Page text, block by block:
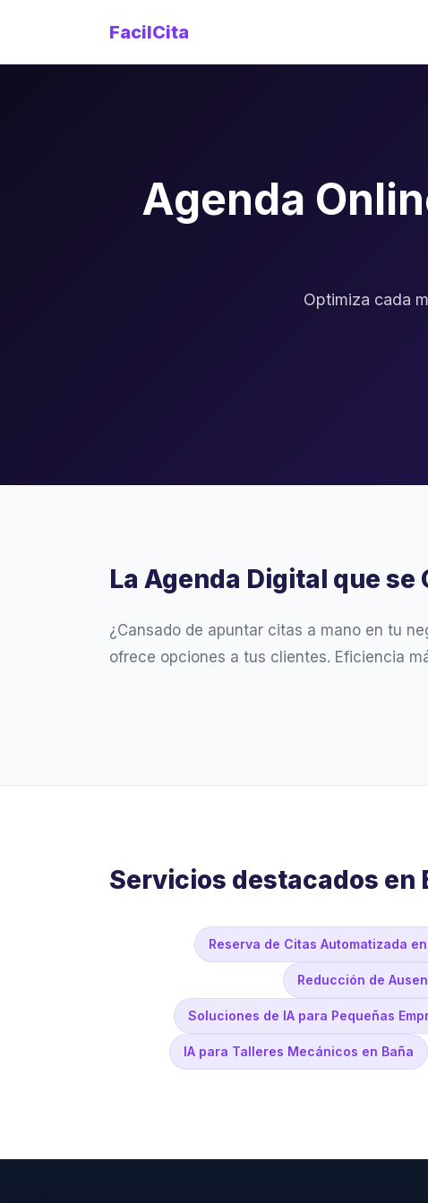
FacilCita
Agenda
Optimiza cada
La Agenda Digital que se
¿Cansado de apuntar citas a mano en tu
ofrece opciones a tus clientes. Eficiencia
Servicios destacados en
Reserva de Citas Automatizada
Reducción de
Soluciones de IA para Pequeñas
IA para Talleres Mecánicos en Baña